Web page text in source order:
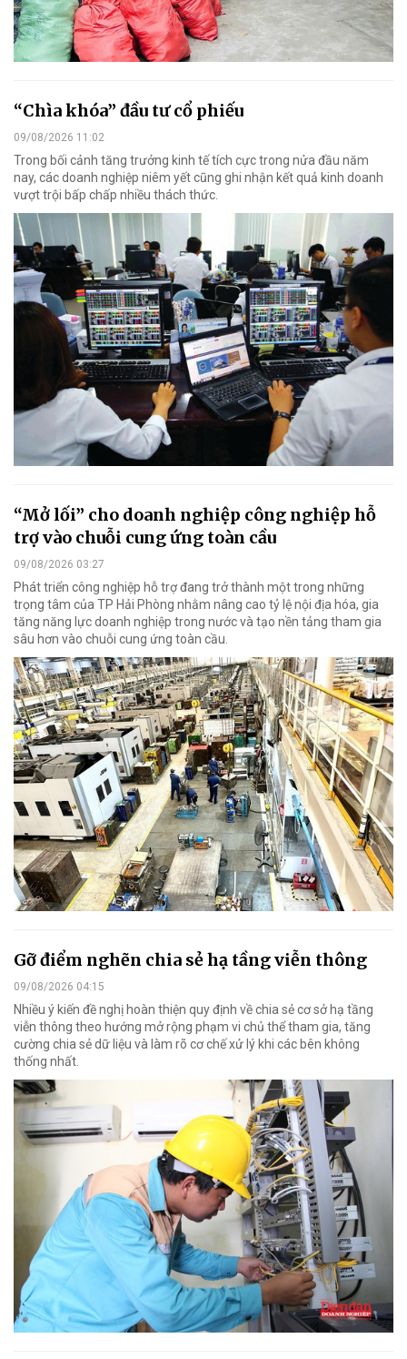
“Chìa khóa” đầu tư cổ phiếu
09/08/2026 11:02
Trong bối cảnh tăng trưởng kinh tế tích cực trong nửa đầu năm
nay, các doanh nghiệp niêm yết cũng ghi nhận kết quả kinh doanh
vượt trội bấp chấp nhiều thách thức.
“Mở lối” cho doanh nghiệp công nghiệp hỗ
trợ vào chuỗi cung ứng toàn cầu
09/08/2026 03:27
Phát triển công nghiệp hỗ trợ đang trở thành một trong những
trọng tâm của TP Hải Phòng nhằm nâng cao tỷ lệ nội địa hóa, gia
tăng năng lực doanh nghiệp trong nước và tạo nền tảng tham gia
sâu hơn vào chuỗi cung ứng toàn cầu.
Gỡ điểm nghẽn chia sẻ hạ tầng viễn thông
09/08/2026 04:15
Nhiều ý kiến đề nghị hoàn thiện quy định về chia sẻ cơ sở hạ tầng
viễn thông theo hướng mở rộng phạm vi chủ thể tham gia, tăng
cường chia sẻ dữ liệu và làm rõ cơ chế xử lý khi các bên không
thống nhất.